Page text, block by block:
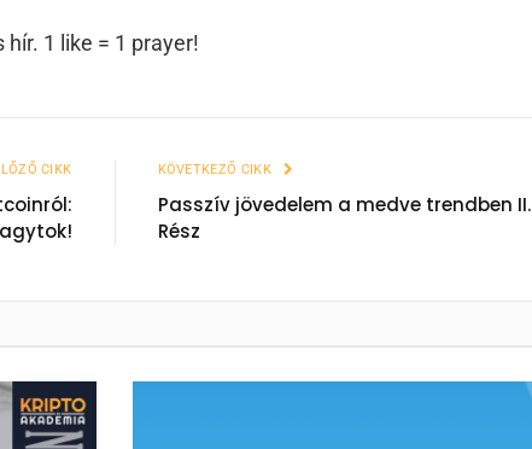
1 like = 1 prayer!
CIKK KÖVETKEZŐ CIKK
Passzív jövedelem a medve trendben II.
Rész